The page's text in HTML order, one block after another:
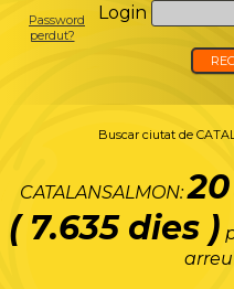
Login
Password
perdut?
Buscar ciutat de
CATALANSALMON:20
( 7.635 dies )